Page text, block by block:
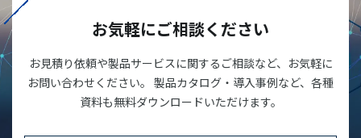
お気軽にご相談ください
お見積り依頼や製品サービスに関するご相談など、お気軽に
お問い合わせください。 製品カタログ・導入事例など、各種
資料も無料ダウンロードいただけます。